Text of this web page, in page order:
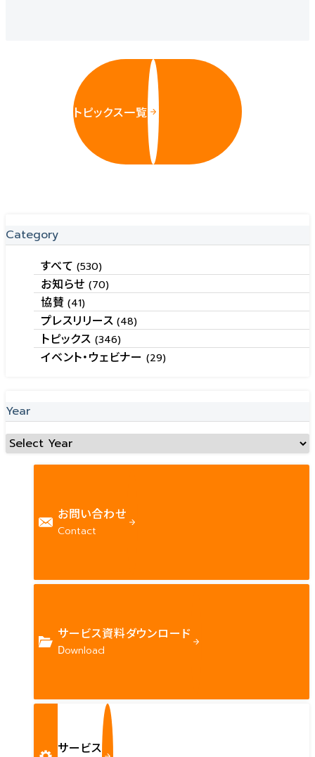
トピックス一覧
Category
すべて(530)
お知らせ (70)
協賛(41)
プレスリリース(48)
トピックス (346)
イベント・ウェビナー (29)
Year
お問い合わせ
Contact
サービス資料ダウンロード
Download
サービス